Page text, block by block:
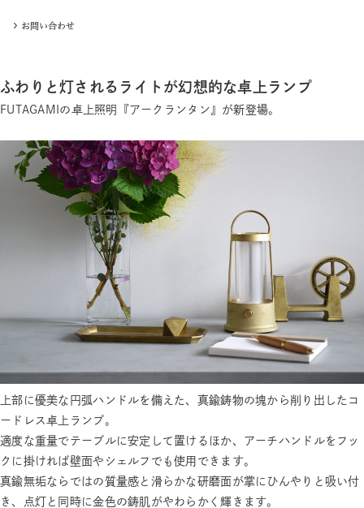
ふわりと灯されるライトが幻想的な卓上ランプ
FUTAGAMIの卓上照明『アークランタン』が新登場。
上部に優美な円弧ハンドルを備えた、真鍮鋳物の塊から削り出したコ
ードレス卓上ランプ。
適度な重量でテーブルに安定して置けるほか、アーチハンドルをフッ
クに掛ければ壁面やシェルフでも使用できます。
真鍮無垢ならではの質量感と滑らかな研磨面が掌にひんやりと吸い付
き、点灯と同時に金色の鋳肌がやわらかく輝きます。